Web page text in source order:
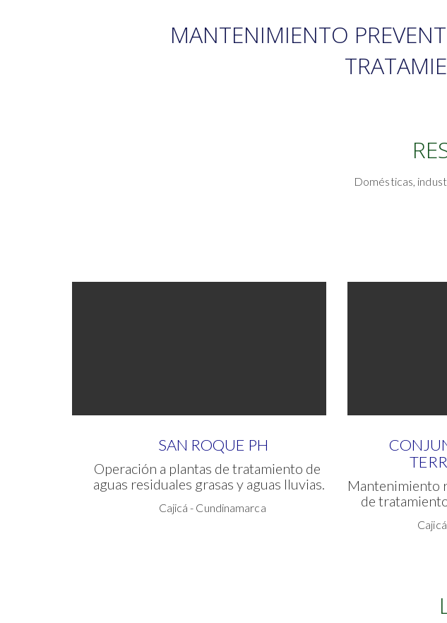
MANTENIMIENTO
Domésticas,
SAN ROQUE PH
Operación a plantas de tratamiento de
aguas residuales grasas y aguas lluvias.
Cajicá - Cundinamarca
Mantenimiento
de
Cajicá -